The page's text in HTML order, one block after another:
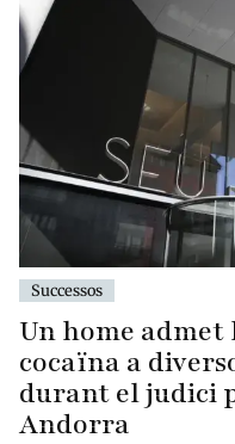
Successos
Un home
cocaïna a
durant el judici
Andorra